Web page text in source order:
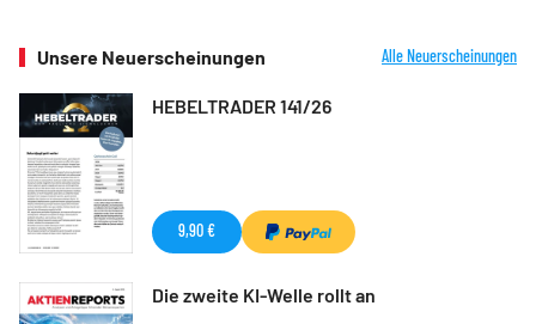
Unsere Neuerscheinungen Alle Neuerscheinungen
HEBELTRADER 141/26
9,90 €
Die zweite KI-Welle rollt an